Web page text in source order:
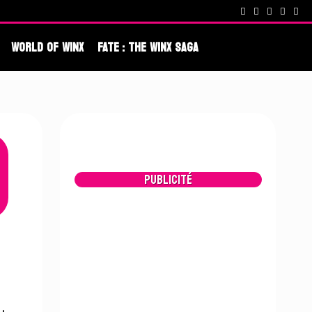
Fate : The Winx Saga – De nouveaux extraits et une date
World Of Winx Fate : The Winx Saga
Publicité